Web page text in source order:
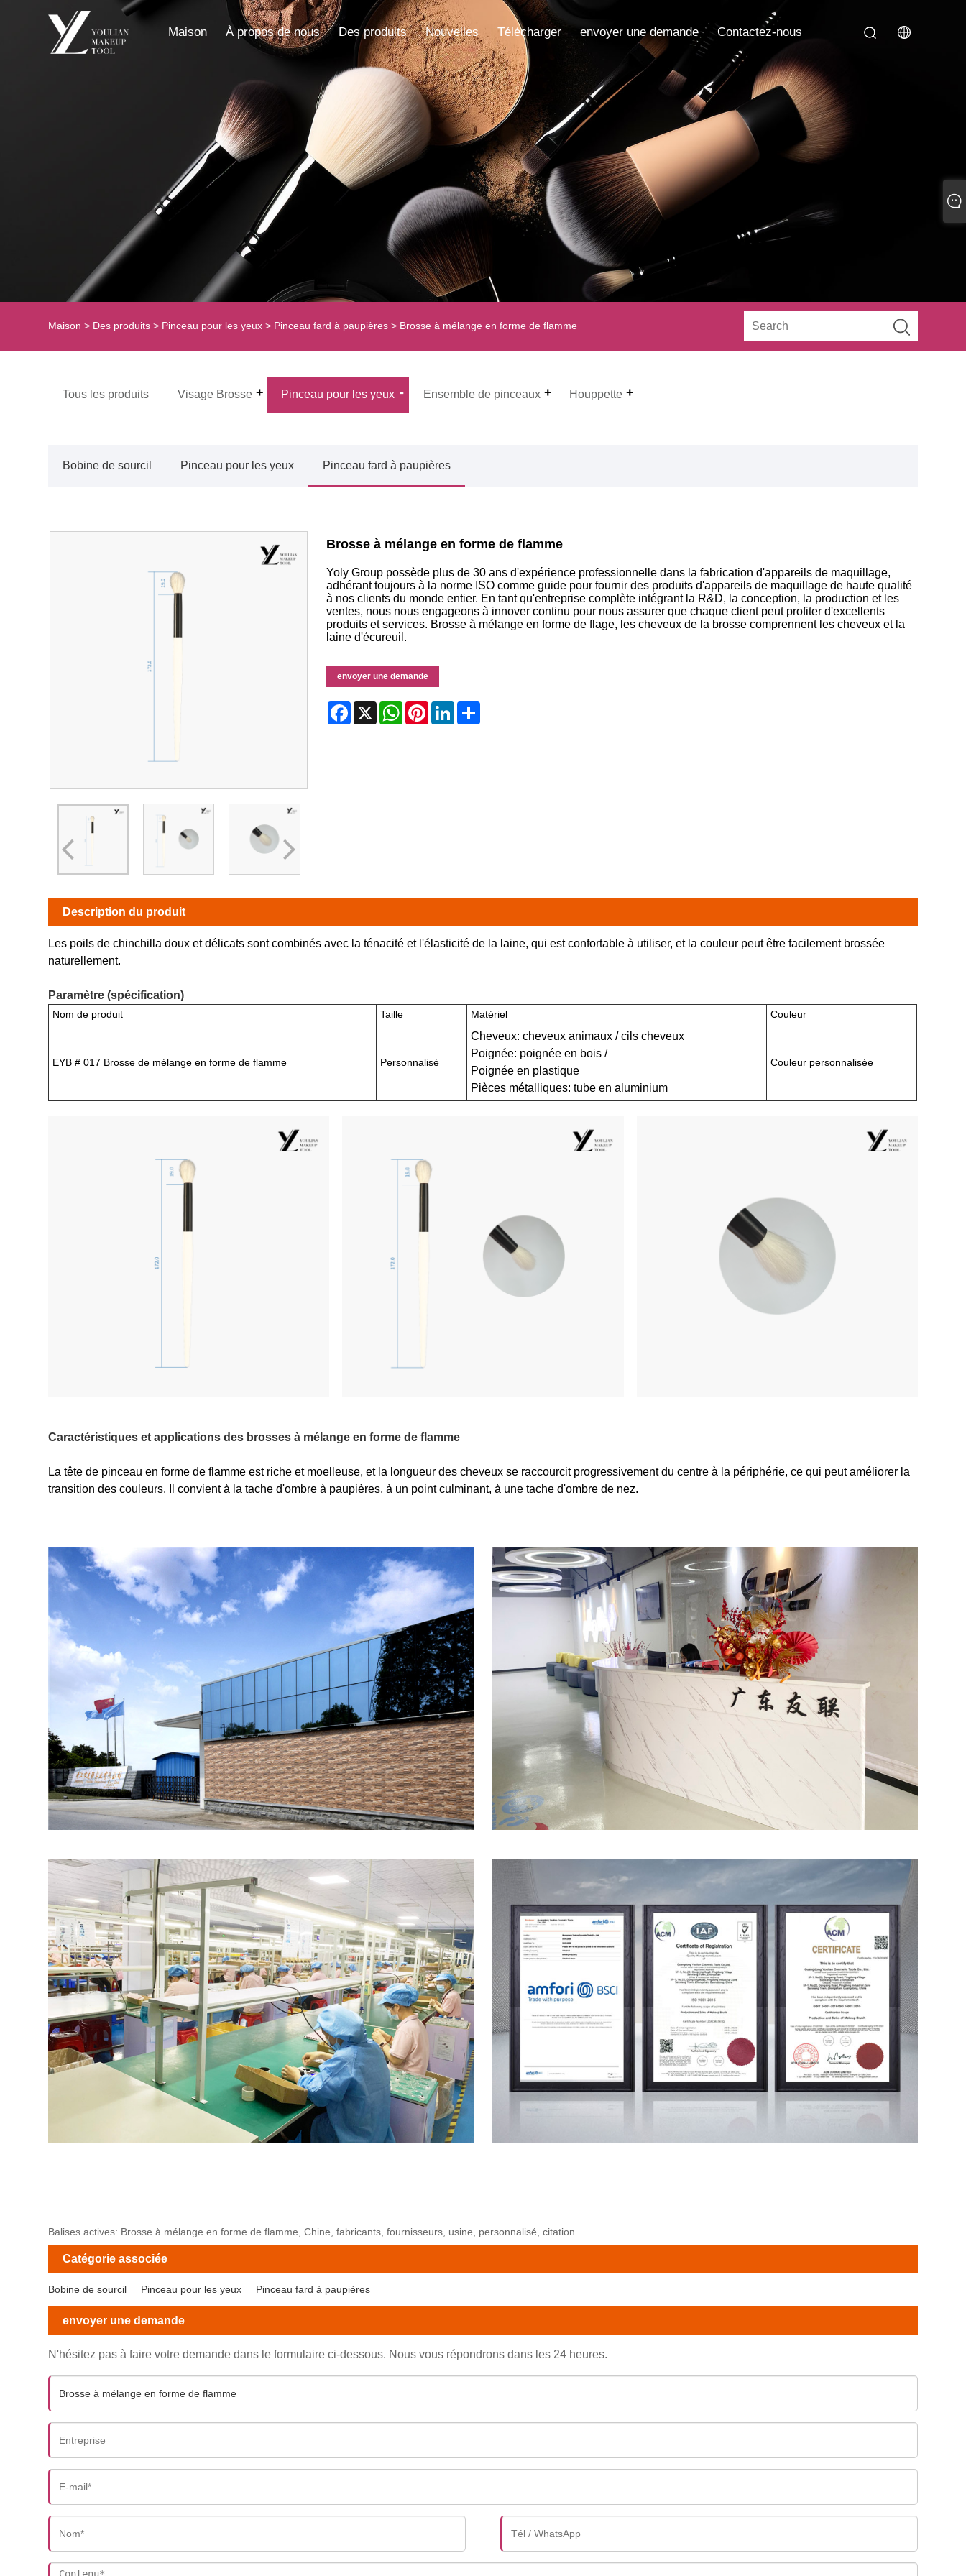
Maison À propos de nous Des produits Nouvelles Télécharger envoyer une demande Contactez-nous
Maison > Des produits > Pinceau pour les yeux > Pinceau fard à paupières > Brosse à mélange en forme de flamme
Tous les produits Visage Brosse Pinceau pour les yeux Ensemble de pinceaux Houppette
Bobine de sourcil Pinceau pour les yeux Pinceau fard à paupières
Brosse à mélange en forme de flamme
Yoly Group possède plus de 30 ans d'expérience professionnelle dans la fabrication d'appareils de maquillage,
adhérant toujours à la norme ISO comme guide pour fournir des produits d'appareils de maquillage de haute qualité
à nos clients du monde entier. En tant qu'entreprise complète intégrant la R&D, la conception, la production et les
ventes, nous nous engageons à innover continu pour nous assurer que chaque client peut profiter d'excellents
produits et services. Brosse à mélange en forme de flage, les cheveux de la brosse comprennent les cheveux et la
laine d'écureuil.
envoyer une demande
Facebook
X WhatsApp
PinterestLinkedIn
Description du produit
Les poils de chinchilla doux et délicats sont combinés avec la ténacité et l'élasticité de la laine, qui est confortable à utiliser, et la couleur peut être facilement brossée
naturellement.
Paramètre (spécification)
Nom de produit Taille Matériel Couleur
EYB # 017 Brosse de mélange en forme de flamme Personnalisé
Cheveux: cheveux animaux / cils cheveux
Poignée: poignée en bois /
Poignée en plastique
Pièces métalliques: tube en aluminium
Couleur personnalisée
Caractéristiques et applications des brosses à mélange en forme de flamme
La tête de pinceau en forme de flamme est riche et moelleuse, et la longueur des cheveux se raccourcit progressivement du centre à la périphérie, ce qui peut améliorer la
transition des couleurs. Il convient à la tache d'ombre à paupières, à un point culminant, à une tache d'ombre de nez.
Balises actives: Brosse à mélange en forme de flamme, Chine, fabricants, fournisseurs, usine, personnalisé, citation
Catégorie associée
Bobine de sourcil Pinceau pour les yeux Pinceau fard à paupières
envoyer une demande
N'hésitez pas à faire votre demande dans le formulaire ci-dessous. Nous vous répondrons dans les 24 heures.